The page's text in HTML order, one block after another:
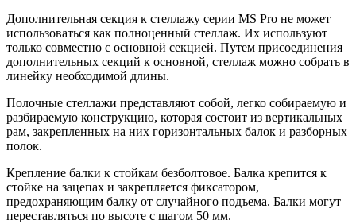
Дополнительная секция к стеллажу серии MS Pro не может
использоваться как полноценный стеллаж. Их используют
только совместно с основной секцией. Путем присоединения
дополнительных секций к основной, стеллаж можно собрать в
линейку необходимой длины.
Полочные стеллажи представляют собой, легко собираемую и
разбираемую конструкцию, которая состоит из вертикальных
рам, закрепленных на них горизонтальных балок и разборных
полок.
Крепление балки к стойкам безболтовое. Балка крепится к
стойке на зацепах и закрепляется фиксатором,
предохраняющим балку от случайного подъема. Балки могут
переставляться по высоте с шагом 50 мм.